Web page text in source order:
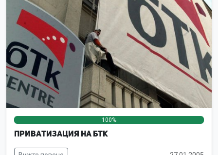
100%
Приватизация на БТК